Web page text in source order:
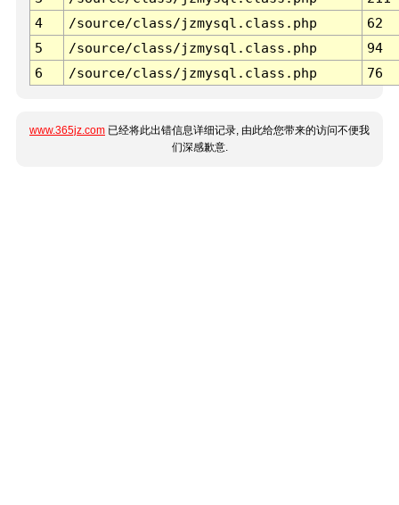
4
/source/class/jzmysql.class.php
62
5
/source/class/jzmysql.class.php
94
6
/source/class/jzmysql.class.php 76
www.365jz.com 已经将此出错信息详细记录, 由此给您带来的访问不便我
们深感歉意.